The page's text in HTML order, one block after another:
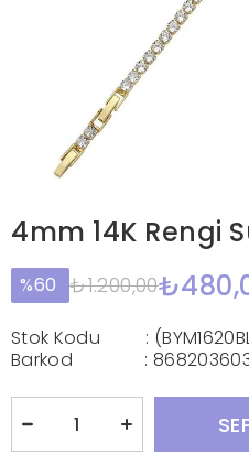
4mm 14K Rengi
60 ₺1.200,00
Stok Kodu
Barkod
: